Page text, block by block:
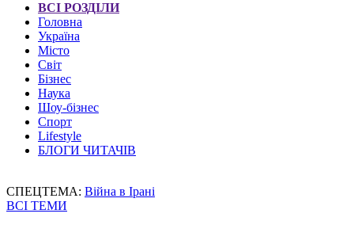
ВСІ РОЗДІЛИ
Головна
Україна
Місто
Світ
Бізнес
Наука
Шоу-бізнес
Спорт
Lifestyle
БЛОГИ ЧИТАЧІВ
СПЕЦТЕМА: Війна в Ірані
ВСІ ТЕМИ